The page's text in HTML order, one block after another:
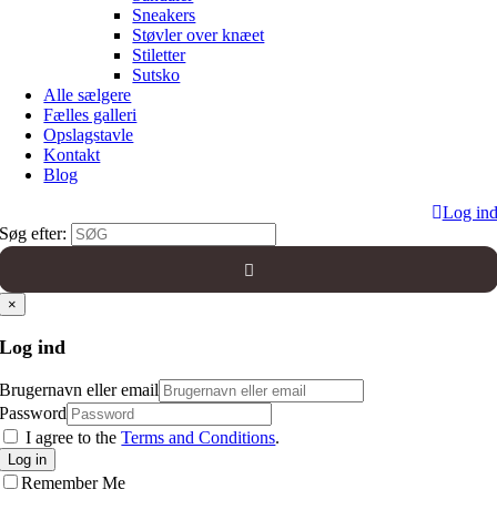
Sneakers
Støvler over knæet
Stiletter
Sutsko
Alle sælgere
Fælles galleri
Opslagstavle
Kontakt
Blog
Log ind
Søg efter:
×
Log ind
Brugernavn eller email
Password
I agree to theTerms and Conditions.
Log in
Remember Me